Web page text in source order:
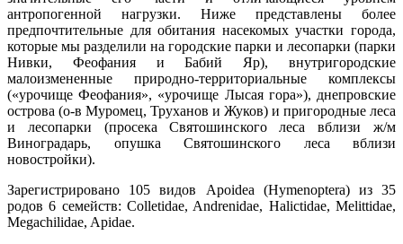
антропогенной нагрузки. Ниже представлены более
предпочтительные для обитания насекомых участки города,
которые мы разделили на городские парки и лесопарки (парки
Нивки, Феофания и Бабий Яр), внутригородские
малоизмененные природно-территориальные комплексы
(«урочище Феофания», «урочище Лысая гора»), днепровские
острова (о-в Муромец, Труханов и Жуков) и пригородные леса
и лесопарки (просека Святошинского леса вблизи ж/м
Виноградарь, опушка Святошинского леса вблизи
новостройки).
Зарегистрировано 105 видов Apoidea (Hymenoptera) из 35
родов 6 семейств: Соlletidae, Andrenidae, Halictidae, Melittidae,
Megachilidae, Apidae.